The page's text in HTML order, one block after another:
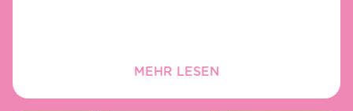
MEHR LESEN